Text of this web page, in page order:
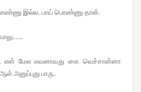
இல்ல.. பாய் பொண்ணு தான்.
. என் மேல எவனாவது கை வெச்சான்னா
பாரு..